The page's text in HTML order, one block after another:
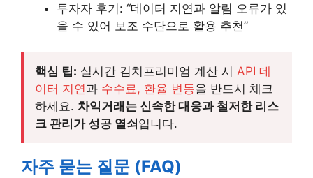
투자자 후기: “데이터 지연과 알림 오류가 있
을 수 있어 보조 수단으로 활용 추천”
핵심 팁: 실시간 김치프리미엄 계산 시 API 데
이터 지연과 수수료, 환율 변동을 반드시 체크
하세요. 차익거래는 신속한 대응과 철저한 리스
크 관리가 성공 열쇠 입니다.
자주 묻는 질문 (FAQ)